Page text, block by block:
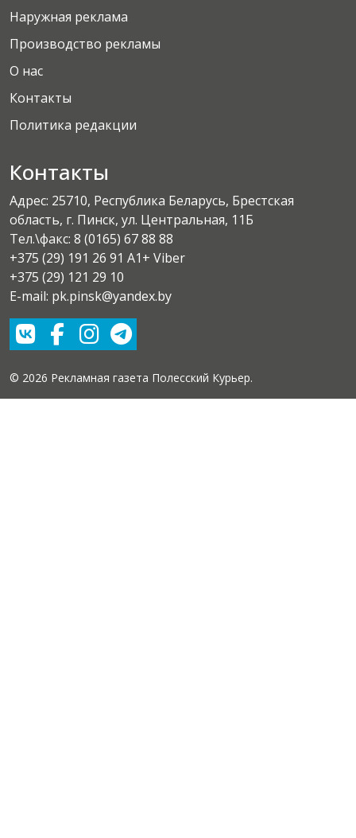
Наружная реклама
Производство рекламы
О нас
Контакты
Политика редакции
Контакты
Адрес: 25710, Республика Беларусь, Брестская
область, г. Пинск, ул. Центральная, 11Б
Тел.\факс: 8 (0165) 67 88 88
+375 (29) 191 26 91 A1+ Viber
+375 (29) 121 29 10
E-mail: pk.pinsk@yandex.by
© 2026 Рекламная газета Полесский Курьер.